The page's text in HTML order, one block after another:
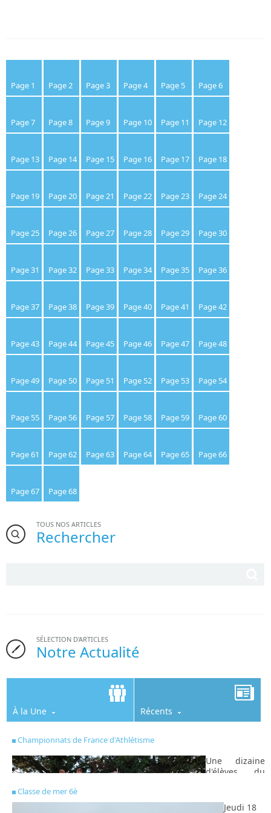
Page 1 Page 2 Page 3 Page 4 Page 5 Page 6
Page 7 Page 8 Page 9 Page 10 Page 11 Page 12
Page 13 Page 14 Page 15 Page 16 Page 17 Page 18
Page 19 Page 20 Page 21 Page 22 Page 23 Page 24
Page 25 Page 26 Page 27 Page 28 Page 29 Page 30
Page 31 Page 32 Page 33 Page 34 Page 35 Page 36
Page 37 Page 38 Page 39 Page 40 Page 41 Page 42
Page 43 Page 44 Page 45 Page 46 Page 47 Page 48
Page 49 Page 50 Page 51 Page 52 Page 53 Page 54
Page 55 Page 56 Page 57 Page 58 Page 59 Page 60
Page 61 Page 62 Page 63 Page 64 Page 65 Page 66
Page 67 Page 68
TOUS NOS ARTICLES
Rechercher
SÉLECTION D'ARTICLES
Notre Actualité
À la Une Récents
Championnats de France d'Athlétisme
Une dizaine
d'élèves du
qualifiés pour
Classe de mer 6è
Jeudi 18